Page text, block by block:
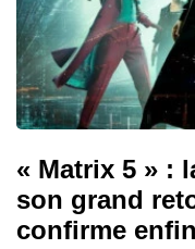
« Matrix 5 » :
son grand
confirme